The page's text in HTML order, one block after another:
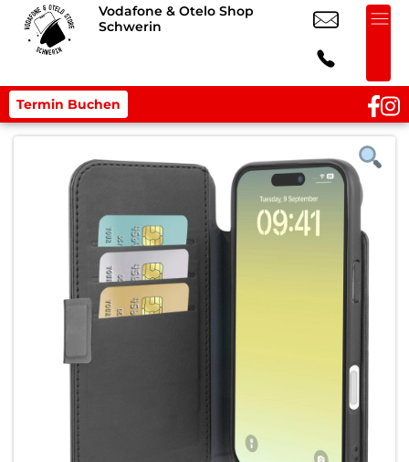
Vodafone & Otelo Shop
Schwerin
Termin Buchen